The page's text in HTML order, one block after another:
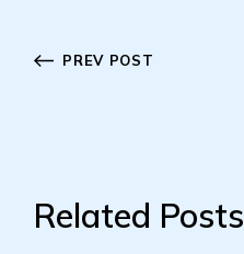
PREV POST
Related Posts